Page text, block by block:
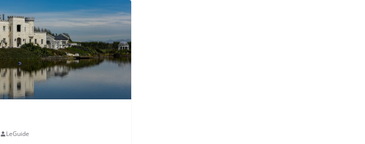
LeGuide